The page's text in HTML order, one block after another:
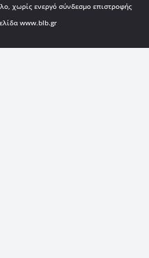
χωρίς ενεργό σύνδεσμο επιστροφής
www.blb.gr